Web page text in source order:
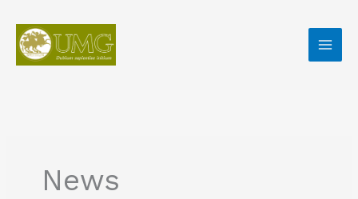
contenuto
News